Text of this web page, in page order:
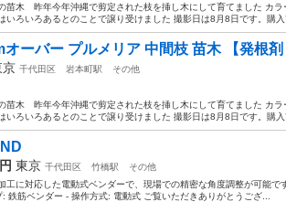
苗木 昨年今年沖縄で剪定された枝を挿し木にして育てました カ
いろいろあるとのことで譲り受けました 撮影日は8月8日です。購入
ーバー プルメリア 中間枝 苗木 【発根剤
京 千代田区 岩本町駅
その他
苗木 昨年今年沖縄で剪定された枝を挿し木にして育てました カ
いろいろあるとのことで譲り受けました 撮影日は8月8日です。購入
東京 千代田区 竹橋駅
その他
工に対応した電動式ベンダーで、現場での精密な角度調整が可能で
鉄筋ベンダー - 操作方式: 電動式 ご覧いただきありがとうござ...